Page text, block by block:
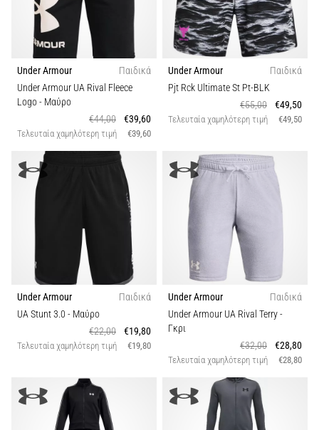
Under Armour
Παιδικά
Under Armour UA Rival Fleece
Logo- Μαύρο
€44,00
€39,60
Τελευταία χαμηλότερη τιμή €39,60
Under Armour
Παιδικά
Pjt Rck Ultimate St Pt-BLK
€55,00
€49,50
Τελευταία χαμηλότερη τιμή €49,50
Under Armour
Παιδικά
UA Stunt 3.0 - Μαύρο
€22,00
€19,80
Τελευταία χαμηλότερη τιμή €19,80
Under Armour
Παιδικά
Under Armour UA Rival Terry-
Γκρι
€32,00
€28,80
Τελευταία χαμηλότερη τιμή €28,80